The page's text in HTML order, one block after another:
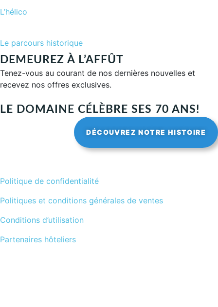
L’hélico
Le parcours historique
DEMEUREZ À L’AFFÛT
Tenez-vous au courant de nos dernières nouvelles et
recevez nos offres exclusives.
LE DOMAINE CÉLÈBRE SES 70 ANS!
DÉCOUVREZ NOTRE HISTOIRE
Politique de confidentialité
Politiques et conditions générales de ventes
Conditions d’utilisation
Partenaires hôteliers